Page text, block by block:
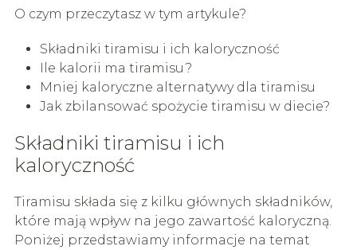
O czym przeczytasz w tym artykule?
Składniki tiramisu i ich kaloryczność
Ile kalorii ma tiramisu?
Mniej kaloryczne alternatywy dla tiramisu
Jak zbilansować spożycie tiramisu w diecie?
Składniki tiramisu i ich
kaloryczność
Tiramisu składa się z kilku głównych składników,
które mają wpływ na jego zawartość kaloryczną.
Poniżej przedstawiamy informacje na temat